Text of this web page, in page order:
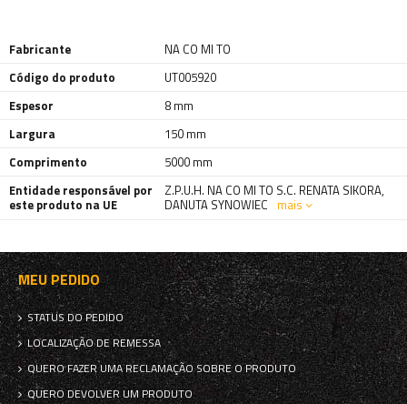
Fabricante
NA CO MI TO
Código do produto
UT005920
Espesor
8 mm
Largura
150 mm
Comprimento
5000 mm
Entidade responsável por
este produto na UE
Z.P.U.H. NA CO MI TO S.C. RENATA SIKORA,
DANUTA SYNOWIEC mais
MEU PEDIDO
STATUS DO PEDIDO
LOCALIZAÇÃO DE REMESSA
QUERO FAZER UMA RECLAMAÇÃO SOBRE O PRODUTO
QUERO DEVOLVER UM PRODUTO